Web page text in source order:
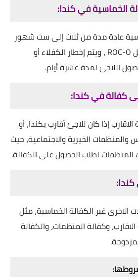
الخماسية في كندا:
عادة مدة من ثلاث إلى ست شهور
للموافقة عليها من قبل ROC-O ، ويتم إخطار الكفلاء أو
اللاجئ لمدة عشرة أيام.
كفالة في كندا:
إذا كان للاجئ أقارب بكندا، أو
والمنظمات الخيرية واﻻجتماعية، حيث
المنظمات لطلب الحصول على الكفالة.
اﻻخرى غير الكفالة الخماسية، مثل
وكفالة المنظمات، والكفالة